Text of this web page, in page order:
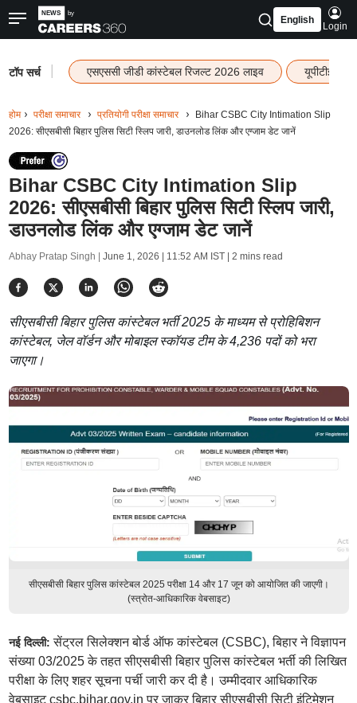
English
Login
टॉप सर्च एसएससी जीडी कांस्टेबल रिजल्ट 2026 लाइव यूपीटीईटी
होम परीक्षा समाचार प्रतियोगी परीक्षा समाचार
Bihar CSBC City Intimation Slip
2026: सीएसबीसी बिहार पुलिस सिटी स्लिप जारी, डाउनलोड लिंक और एग्जाम डेट जानें
Bihar CSBC City Intimation Slip
2026: सीएसबीसी बिहार पुलिस सिटी स्लिप जारी,
डाउनलोड लिंक और एग्जाम डेट जानें
Abhay Pratap Singh | June 1, 2026 | 11:52 AM IST| 2 mins read
सीएसबीसी बिहार पुलिस कांस्टेबल भर्ती 2025 के माध्यम से प्रोहिबिशन
कांस्टेबल, जेल वॉर्डन और मोबाइल स्कॉयड टीम के 4,236 पदों को भरा
जाएगा।
सीएसबीसी बिहार पुलिस कांस्टेबल 2025 परीक्षा 14 और 17 जून को आयोजित की जाएगी।
(स्त्रोत-आधिकारिक वेबसाइट)
नई दिल्ली:सेंट्रल सिलेक्शन बोर्ड ऑफ कांस्टेबल (CSBC), बिहार ने विज्ञापन
संख्या 03/2025 के तहत सीएसबीसी बिहार पुलिस कांस्टेबल भर्ती की लिखित
परीक्षा के लिए शहर सूचना पर्ची जारी कर दी है। उम्मीदवार आधिकारिक
वेबसाइट csbc.bihar.gov.in पर जाकर बिहार सीएसबीसी सिटी इंटिमेशन